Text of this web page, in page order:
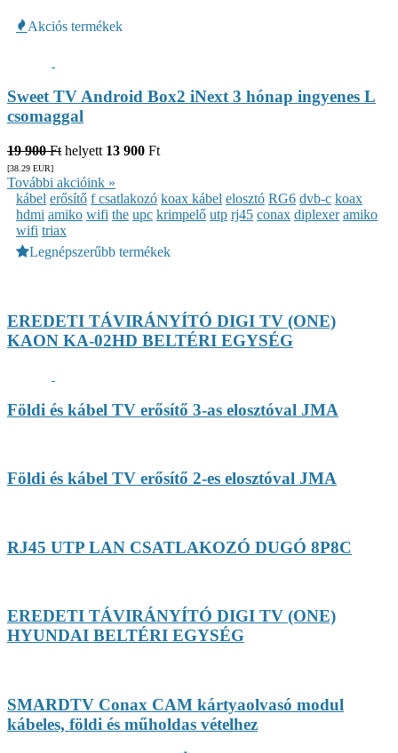
Akciós termékek
Sweet TV Android Box2 iNext 3 hónap ingyenes L
csomaggal
19 900 Ft helyett 13 900 Ft
[38.29 EUR]
További akcióink »
kábel erősítő f csatlakozó koax kábel elosztó RG6 dvb-c koax
hdmi amiko wifi the upc krimpelő utp rj45 conax diplexer amiko
wifi triax
Legnépszerűbb termékek
EREDETI TÁVIRÁNYÍTÓ DIGI TV (ONE)
KAON KA-02HD BELTÉRI EGYSÉG
Földi és kábel TV erősítő 3-as elosztóval JMA
Földi és kábel TV erősítő 2-es elosztóval JMA
RJ45 UTP LAN CSATLAKOZÓ DUGÓ 8P8C
EREDETI TÁVIRÁNYÍTÓ DIGI TV (ONE)
HYUNDAI BELTÉRI EGYSÉG
SMARDTV Conax CAM kártyaolvasó modul
kábeles, földi és műholdas vételhez